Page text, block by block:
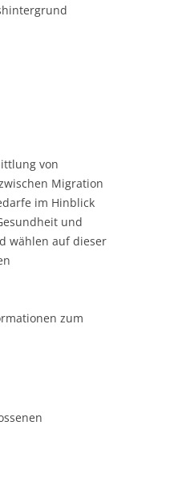
von
Migration
im Hinblick
und
wählen auf dieser
zum